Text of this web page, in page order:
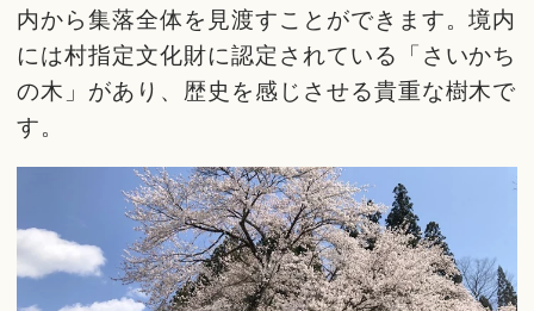
内から集落全体を見渡すことができます。境内
には村指定文化財に認定されている「さいかち
の木」があり、歴史を感じさせる貴重な樹木で
す。